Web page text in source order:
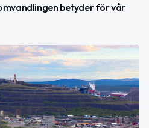
betyder för vår